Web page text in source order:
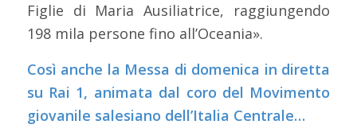
Figlie di Maria Ausiliatrice, raggiungendo
198 mila persone fino all’Oceania».
Così anche la Messa di domenica in diretta
su Rai 1, animata dal coro del Movimento
giovanile salesiano dell’Italia Centrale…